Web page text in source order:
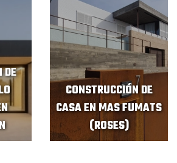
DE
CONSTRUCCIÓN DE
CASA EN MAS FUMATS
(ROSES)